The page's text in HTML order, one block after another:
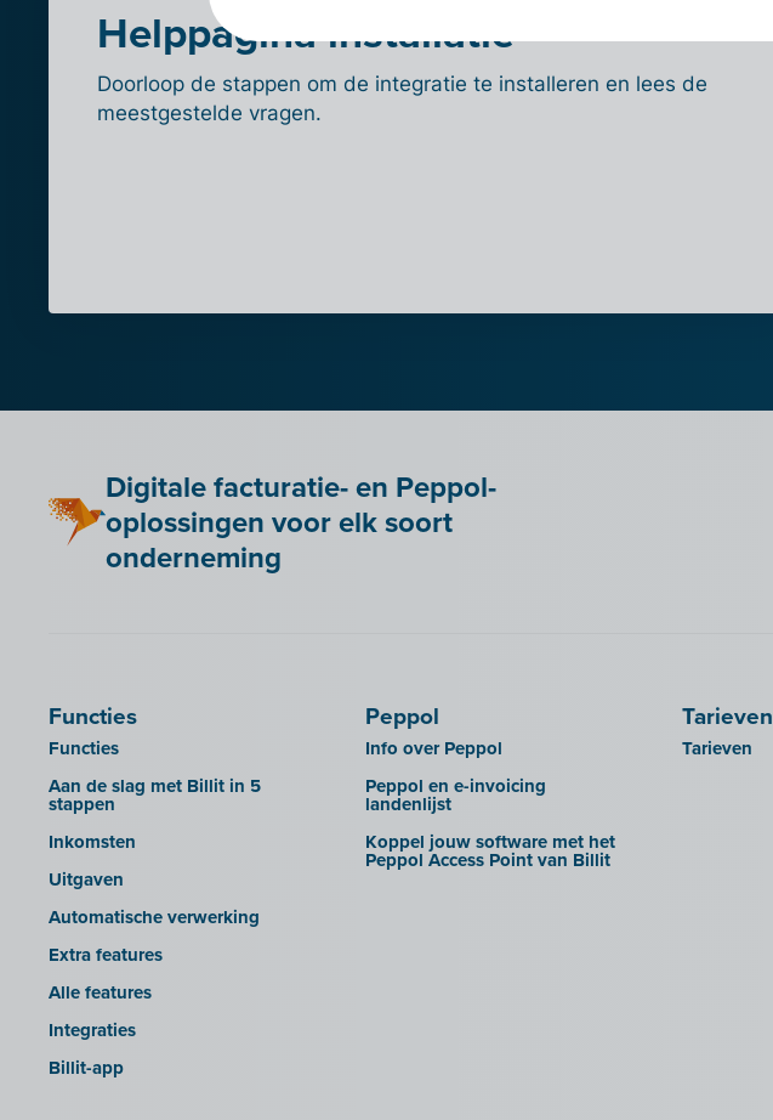
Helppagina installatie
Doorloop de stappen om de integratie te installeren en lees de
meestgestelde vragen.
Digitale facturatie- en Peppol-
oplossingen voor elk soort
onderneming
Functies
Functies
Aan de slag met Billit in 5
stappen
Inkomsten
Uitgaven
Automatische verwerking
Extra features
Alle features
Integraties
Billit-app
Peppol
Info over Peppol
Peppol en e-invoicing
landenlijst
Koppel jouw software met het
Peppol Access Point van Billit
Tarieven
Tarieven